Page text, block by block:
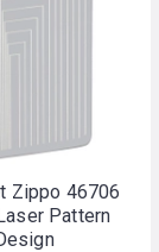
Zippo 46706
Pattern